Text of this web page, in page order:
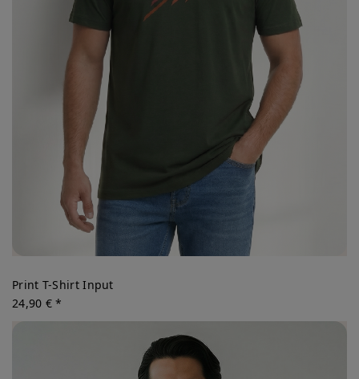
Print T-Shirt Input
24,90 € *